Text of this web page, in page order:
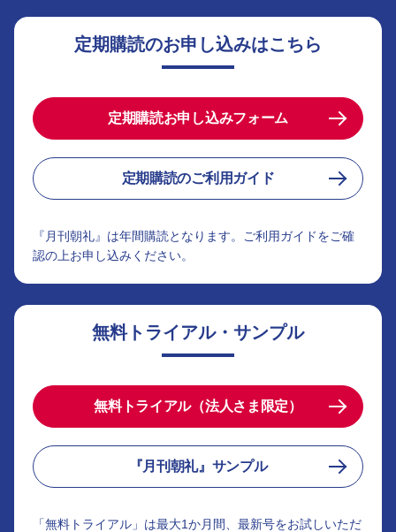
定期購読のお申し込みはこちら
定期購読お申し込みフォーム
定期購読のご利用ガイド
『月刊朝礼』は年間購読となります。ご利用ガイドをご確
認の上お申し込みください。
無料トライアル・サンプル
無料トライアル（法人さま限定）
『月刊朝礼』サンプル
「無料トライアル」は最大1か月間、最新号をお試しいただ